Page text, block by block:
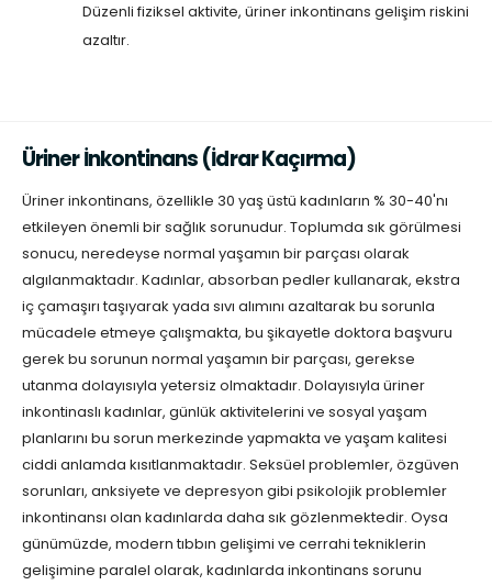
Düzenli fiziksel aktivite, üriner inkontinans gelişim riskini
azaltır.
Üriner İnkontinans (İdrar Kaçırma)
Üriner inkontinans, özellikle 30 yaş üstü kadınların % 30-40'nı
etkileyen önemli bir sağlık sorunudur. Toplumda sık görülmesi
sonucu, neredeyse normal yaşamın bir parçası olarak
algılanmaktadır. Kadınlar, absorban pedler kullanarak, ekstra
iç çamaşırı taşıyarak yada sıvı alımını azaltarak bu sorunla
mücadele etmeye çalışmakta, bu şikayetle doktora başvuru
gerek bu sorunun normal yaşamın bir parçası, gerekse
utanma dolayısıyla yetersiz olmaktadır. Dolayısıyla üriner
inkontinaslı kadınlar, günlük aktivitelerini ve sosyal yaşam
planlarını bu sorun merkezinde yapmakta ve yaşam kalitesi
ciddi anlamda kısıtlanmaktadır. Seksüel problemler, özgüven
sorunları, anksiyete ve depresyon gibi psikolojik problemler
inkontinansı olan kadınlarda daha sık gözlenmektedir. Oysa
günümüzde, modern tıbbın gelişimi ve cerrahi tekniklerin
gelişimine paralel olarak, kadınlarda inkontinans sorunu